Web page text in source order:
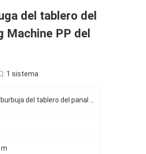
del tablero del
Machine PP del
1 sistema